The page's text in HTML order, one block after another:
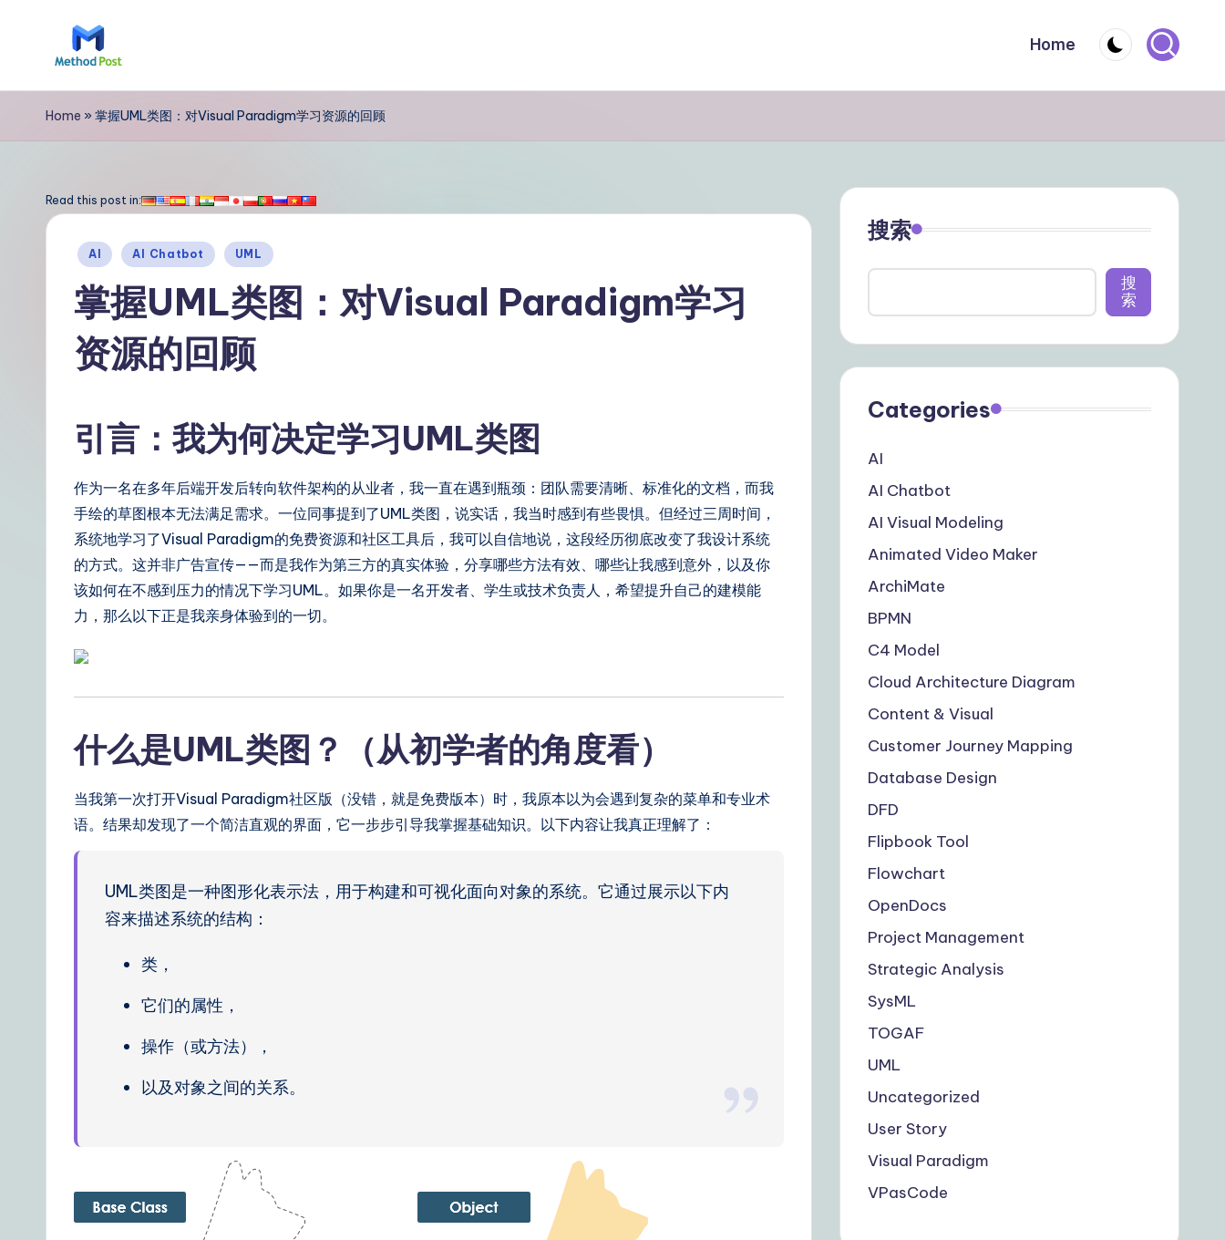
M
e
h
m
fi
hi
D
Home
Home » 掌握UML类图：对Visual Paradigm学习资源的回顾
Read this post in:
Posted
AI AI Chatbot UML
掌握UML类图：对Visual Paradigm学习
资源的回顾
引言：我为何决定学习UML类图
作为一名在多年后端开发后转向软件架构的从业者，我一直在遇到瓶颈：团队需要清晰、标准化的文档，而我
手绘的草图根本无法满足需求。一位同事提到了UML类图，说实话，我当时感到有些畏惧。但经过三周时间，
系统地学习了Visual Paradigm的免费资源和社区工具后，我可以自信地说，这段经历彻底改变了我设计系统
的方式。这并非广告宣传——而是我作为第三方的真实体验，分享哪些方法有效、哪些让我感到意外，以及你
该如何在不感到压力的情况下学习UML。如果你是一名开发者、学生或技术负责人，希望提升自己的建模能
力，那么以下正是我亲身体验到的一切。
什么是UML类图？（从初学者的角度看）
当我第一次打开Visual Paradigm社区版（没错，就是免费版本）时，我原本以为会遇到复杂的菜单和专业术
语。结果却发现了一个简洁直观的界面，它一步步引导我掌握基础知识。以下内容让我真正理解了：
UML类图是一种图形化表示法，用于构建和可视化面向对象的系统。它通过展示以下内
容来描述系统的结构：
类，
它们的属性，
操作（或方法），
以及对象之间的关系。
搜索
搜
索
Categories
AI
AI Chatbot
AI Visual Modeling
Animated Video Maker
ArchiMate
BPMN
C4 Model
Cloud Architecture Diagram
Content & Visual
Customer Journey Mapping
Database Design
DFD
Flipbook Tool
Flowchart
OpenDocs
Project Management
Strategic Analysis
SysML
TOGAF
UML
Uncategorized
User Story
Visual Paradigm
VPasCode